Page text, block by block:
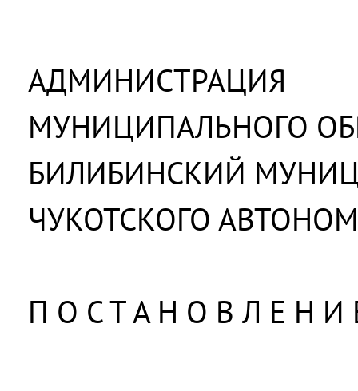
АДМИНИСТРАЦИЯ
МУНИЦИПАЛЬНОГО
БИЛИБИНСКИЙ
ЧУКОТСКОГО
П О С Т А Н О В Л Е Н И